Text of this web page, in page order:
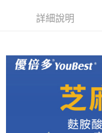
時審查核予不同之上限額
付款後寶雅門市自取(由
詳細說明